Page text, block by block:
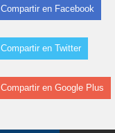
Compartir en Facebook
Compartir en Twitter
Compartir en Google Plus